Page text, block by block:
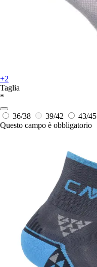
+2
Taglia
*
36/38 39/42 43/45
Questo campo è obbligatorio